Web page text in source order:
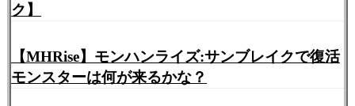
ク】
【MHRise】モンハンライズ:サンブレイクで復活
モンスターは何が来るかな？